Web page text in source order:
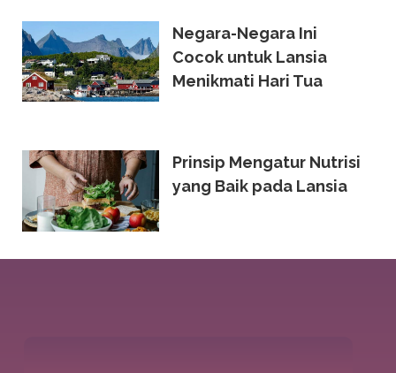
Negara-Negara Ini
Cocok untuk Lansia
Menikmati Hari Tua
Prinsip Mengatur Nutrisi
yang Baik pada Lansia